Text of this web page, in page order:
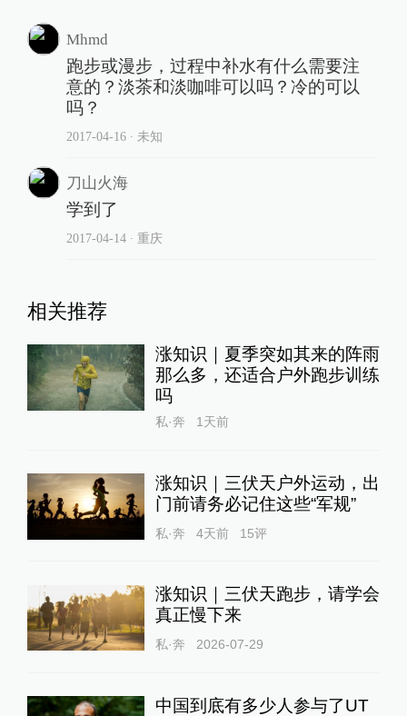
Mhmd
跑步或漫步，过程中补水有什么需要注
意的？淡茶和淡咖啡可以吗？冷的可以
吗？
2017-04-16∙ 未知
刀山火海
学到了
2017-04-14∙ 重庆
相关推荐
涨知识｜夏季突如其来的阵雨
那么多，还适合户外跑步训练
吗
私·奔 1天前
涨知识｜三伏天户外运动，出
门前请务必记住这些“军规”
私·奔 4天前 15评
涨知识｜三伏天跑步，请学会
真正慢下来
私·奔 2026-07-29
中国到底有多少人参与了UT